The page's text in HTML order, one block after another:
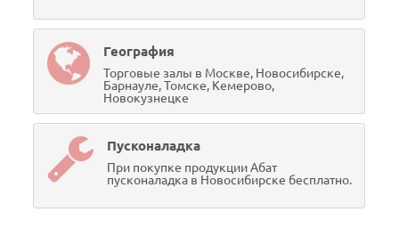
География
Торговые залы в Москве, Новосибирске,
Барнауле, Томске, Кемерово,
Новокузнецке
Пусконаладка
При покупке продукции Абат
пусконаладка в Новосибирске бесплатно.